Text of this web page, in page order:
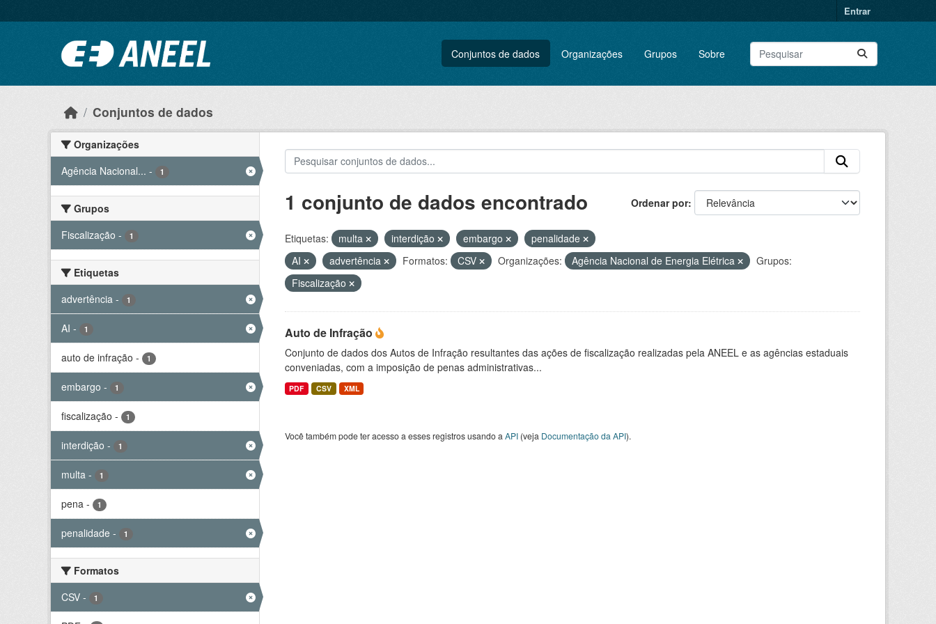
Entrar
Conjuntos de dados Organizações Grupos Sobre
Conjuntos de dados
Organizações
Agência Nacional... - 1
Grupos
Fiscalização - 1
Etiquetas
advertência - 1
AI - 1
auto de infração - 1
embargo - 1
fiscalização - 1
interdição - 1
multa - 1
pena - 1
penalidade - 1
Formatos
CSV - 1
Ordenar por
1 conjunto de dados encontrado
Etiquetas: multa interdição embargo
penalidade
AI
advertência Formatos: CSV Organizações: Agência Nacional de Energia Elétrica
Grupos:
Fiscalização
Auto de Infração
Conjunto de dados dos Autos de Infração resultantes das ações de fiscalização realizadas pela ANEEL e as agências estaduais
conveniadas, com a imposição de penas administrativas...
PDF CSV XML
Você também pode ter acesso a esses registros usando a API(veja Documentação da API).